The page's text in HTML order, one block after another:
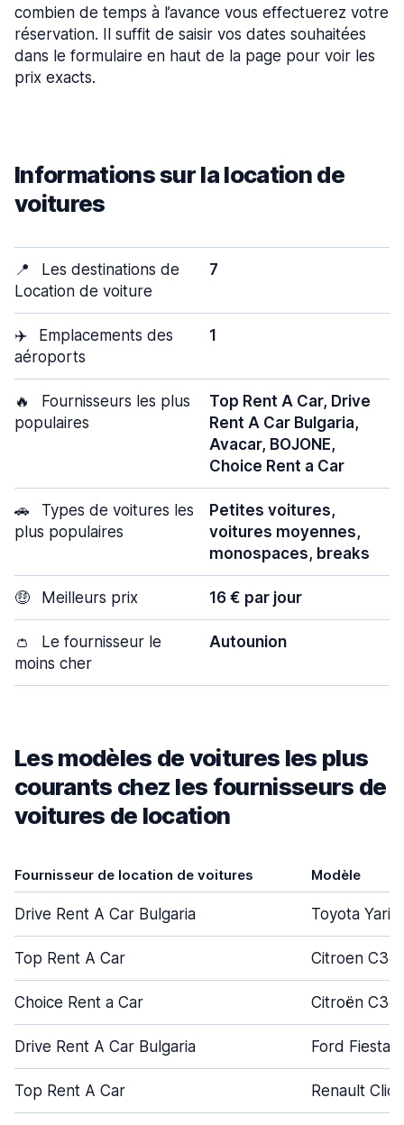
combien de temps à l’avance vous effectuerez votre
réservation. Il suffit de saisir vos dates souhaitées
dans le formulaire en haut de la page pour voir les
prix exacts.
Informations sur la location de
voitures
📍
Les destinations de
Location de voiture
7
✈️
Emplacements des
aéroports
1
🔥
Fournisseurs les plus
populaires
Top Rent A Car, Drive
Rent A Car Bulgaria,
Avacar, BOJONE,
Choice Rent a Car
🚗
Types de voitures les
plus populaires
Petites voitures,
voitures moyennes,
monospaces, breaks
🤑 Meilleurs prix 16 € par jour
👛
Le fournisseur le
moins cher
Autounion
Les modèles de voitures les plus
courants chez les fournisseurs de
voitures de location
Fournisseur de location de voitures Modèle
Drive Rent A Car Bulgaria Toyota Yaris
Top Rent A Car Citroen C3
Choice Rent a Car Citroën C3
Drive Rent A Car Bulgaria Ford Fiesta
Top Rent A Car Renault